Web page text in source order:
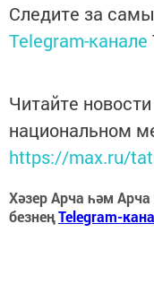
Следите за
Telegram-канале
Читайте
национальном
https://max.ru/
Хәзер Арча һәм
безнеңTelegram-